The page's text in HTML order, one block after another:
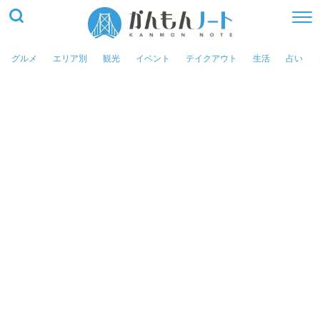
グルメ エリア別 観光 イベント テイクアウト 生活 占い